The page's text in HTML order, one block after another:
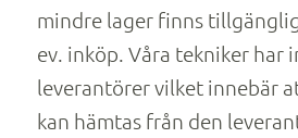
mindre lager finns
ev. inköp. Våra tekniker har
leverantörer vilket innebär
kan hämtas från den